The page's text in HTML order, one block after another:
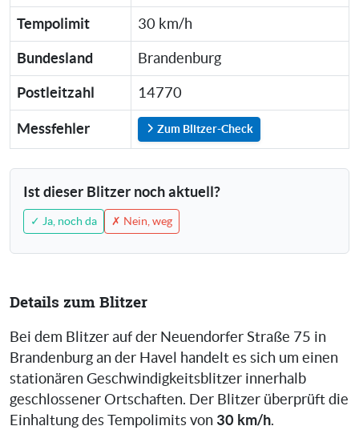
Tempolimit 30 km/h
Bundesland Brandenburg
Postleitzahl 14770
Messfehler Zum Blitzer-Check
Ist dieser Blitzer noch aktuell?
✓ Ja, noch da ✗ Nein, weg
Details zum Blitzer
Bei dem Blitzer auf der Neuendorfer Straße 75 in
Brandenburg an der Havel handelt es sich um einen
stationären Geschwindigkeitsblitzer innerhalb
geschlossener Ortschaften. Der Blitzer überprüft die
Einhaltung des Tempolimits von 30 km/h.